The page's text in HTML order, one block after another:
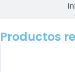
Productos